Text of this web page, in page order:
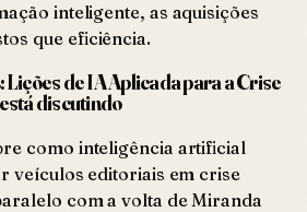
inteligente, as aquisições
que eficiência.
Lições de IA Aplicada para a Crise
discutindo
como inteligência artificial
veículos editoriais em crise
com a volta de Miranda